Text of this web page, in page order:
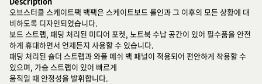
오브스터클 스케이트팩 백팩은 스케이트보드 롤인과 그 이후의 모든 상황에 대
비하도록 디자인되었습니다.
보드 스트랩, 패딩 처리된 미디어 포켓, 노트북 수납 공간이 있어 필수품을 안전
하게 휴대하면서 언제든지 사용할 수 있습니다.
패딩 처리된 숄더 스트랩과 와플 메쉬 백 패널이 적용되어 편안하게 착용할 수
있으며, 가슴 스트랩이 있어 빠르게
움직일 때 안정성을 발휘합니다.